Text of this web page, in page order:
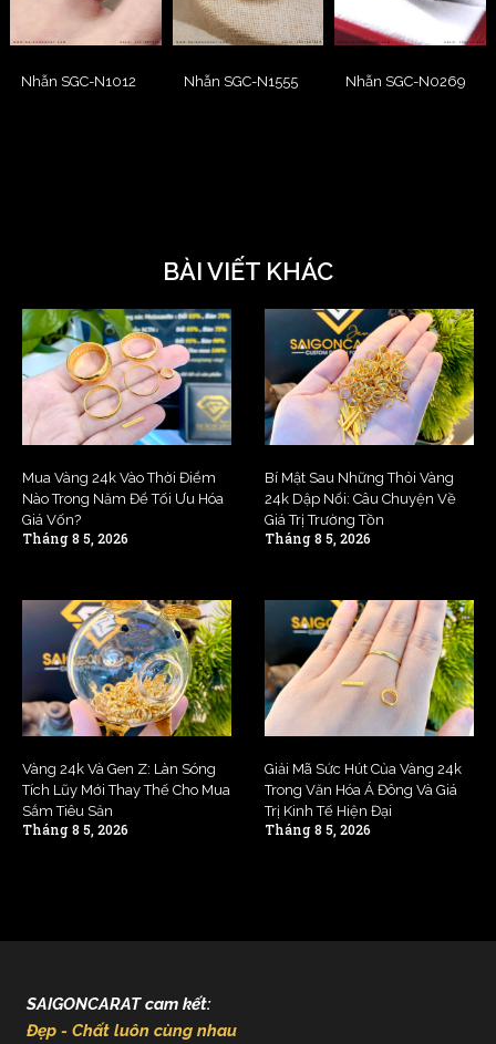
Nhẫn SGC-N1012 Nhẫn SGC-N1555 Nhẫn SGC-N0269
BÀI VIẾT KHÁC
Mua Vàng 24k Vào Thời Điểm
Nào Trong Năm Để Tối Ưu Hóa
Giá Vốn?
Tháng 8 5, 2026
Bí Mật Sau Những Thỏi Vàng
24k Dập Nổi: Câu Chuyện Về
Giá Trị Trường Tồn
Tháng 8 5, 2026
Vàng 24k Và Gen Z: Làn Sóng
Tích Lũy Mới Thay Thế Cho Mua
Sắm Tiêu Sản
Tháng 8 5, 2026
Giải Mã Sức Hút Của Vàng 24k
Trong Văn Hóa Á Đông Và Giá
Trị Kinh Tế Hiện Đại
Tháng 8 5, 2026
SAIGONCARAT cam kết:
Đẹp - Chất luôn cùng nhau